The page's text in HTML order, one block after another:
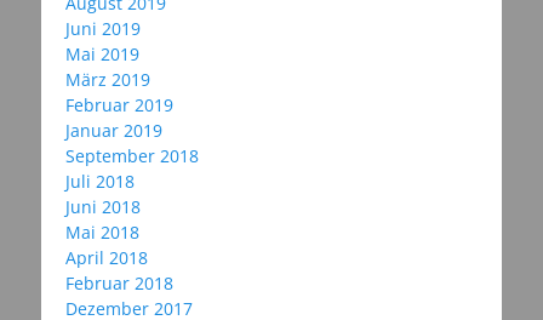
Juni 2019
Mai 2019
März 2019
Februar 2019
Januar 2019
September 2018
Juli 2018
Juni 2018
Mai 2018
April 2018
Februar 2018
Dezember 2017